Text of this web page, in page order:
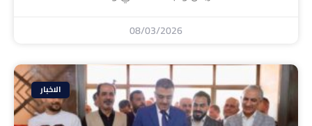
08/03/2026
الاخبار